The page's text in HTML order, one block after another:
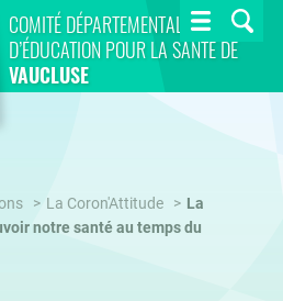
COMITÉ DÉPARTEMENTAL
D’ÉDUCATION POUR LA SANTÉ DE
VAUCLUSE
La Coron'Attitude
La
notre santé au temps du